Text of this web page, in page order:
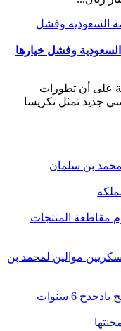
وفشل خيارها
على أن تطورات
جديد تمثل تكريسا
محمد بن سلمان
مقاطعة المنتجات
موالين لمحمد بن
6 سنوات